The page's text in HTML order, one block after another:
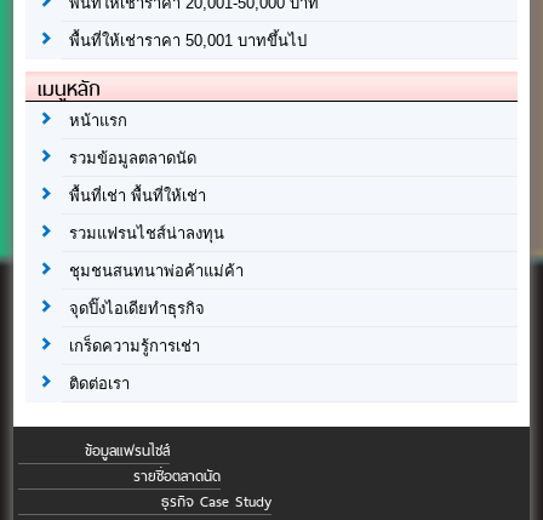
พื้นที่ให้เช่าราคา 50,001 บาทขึ้นไป
เมนูหลัก
หน้าแรก
รวมข้อมูลตลาดนัด
พื้นที่เช่า พื้นที่ให้เช่า
รวมแฟรนไชส์น่าลงทุน
ชุมชนสนทนาพ่อค้าแม่ค้า
จุดปิ๊งไอเดียทำธุรกิจ
เกร็ดความรู้การเช่า
ติดต่อเรา
ข้อมูลแฟรนไชส์
รายชื่อตลาดนัด
ธุรกิจ Case Study